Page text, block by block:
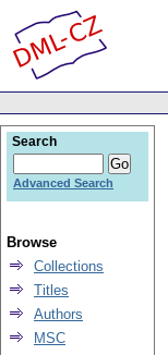
Search
Advanced Search
Browse
Collections
Titles
Authors
MSC